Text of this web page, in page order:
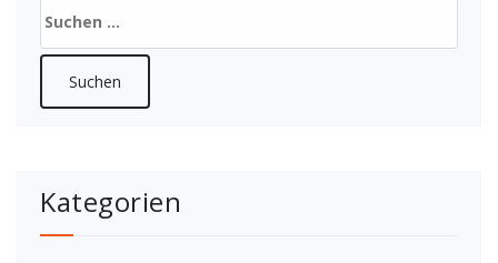
nach:
Kategorien